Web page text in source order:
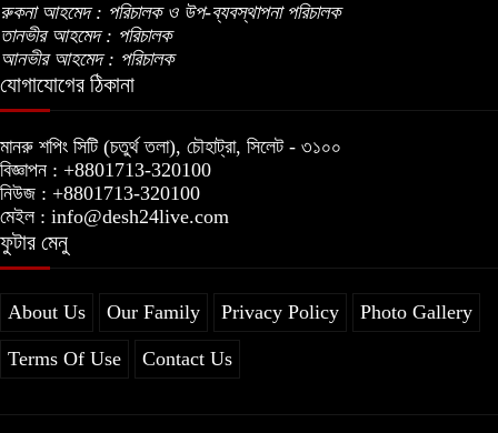
রুকনা আহমেদ : পরিচালক ও উপ-ব্যবস্থাপনা পরিচালক
তানভীর আহমেদ : পরিচালক
আনভীর আহমেদ : পরিচালক
যোগাযোগের ঠিকানা
মানরু শপিং সিটি (চতুর্থ তলা), চৌহাট্রা, সিলেট - ৩১০০
বিজ্ঞাপন : +8801713-320100
নিউজ : +8801713-320100
মেইল : info@desh24live.com
ফুটার মেনু
About Us Our Family Privacy Policy Photo Gallery
Terms Of Use Contact Us